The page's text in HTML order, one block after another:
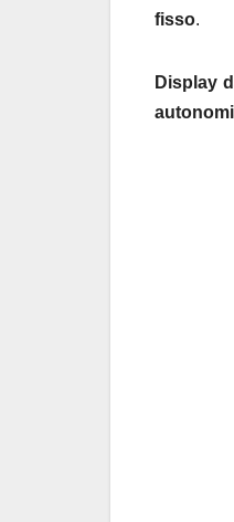
fisso.
Display